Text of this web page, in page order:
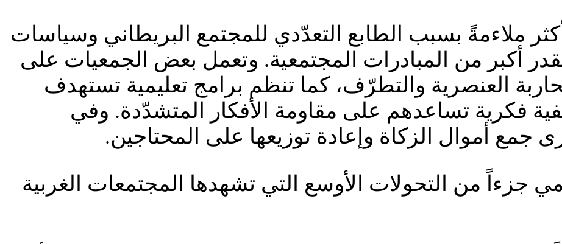
ملاءمةً بسبب الطابع التعدّدي للمجتمع البريطاني وسياسات
بقدر أكبر من المبادرات المجتمعية. وتعمل بعض الجمعيات على
العنصرية والتطرّف، كما تنظم برامج تعليمية تستهدف
فكرية تساعدهم على مقاومة الأفكار المتشدّدة. وفي
جمع أموال الزكاة وإعادة توزيعها على المحتاجين.
جزءاً من التحولات الأوسع التي تشهدها المجتمعات الغربية